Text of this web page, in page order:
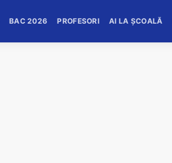
BAC 2026 PROFESORI AI LA ȘCOALĂ